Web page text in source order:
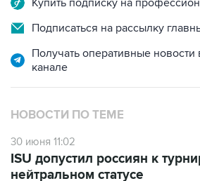
Подписаться на рассылку
Получать оперативные
канале
НОВОСТИ ПО ТЕМЕ
30 июня 11:02
ISU допустил россиян к
нейтральном статусе